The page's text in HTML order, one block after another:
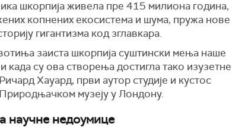
шкорпија живела пре 415 милиона година,
копнених екосистема и шума, пружа нове
гигантизма код зглавкара.
заиста шкорпија суштински мења наше
када су ова створења достигла тако изузетне
Хауард, први аутор студије и кустос
музеју у Лондону.
научне недоумице